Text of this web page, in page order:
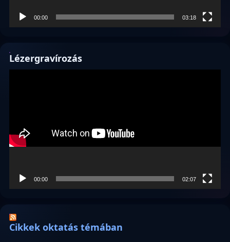
00:00 03:18
Lézergravírozás
00:00 02:07
Cikkek oktatás témában